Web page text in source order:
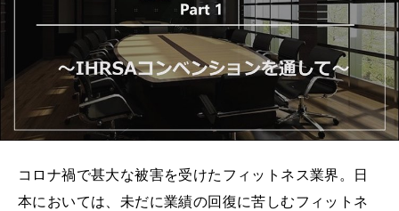
コロナ禍で甚大な被害を受けたフィットネス業界。日
本においては、未だに業績の回復に苦しむフィットネ